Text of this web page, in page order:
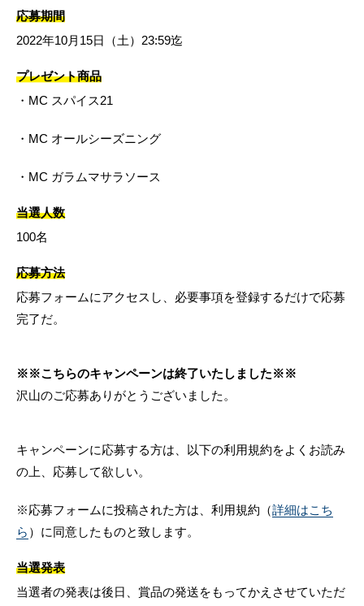
応募期間
2022年10月15日（土）23:59迄
プレゼント商品
・MC スパイス21
・MC オールシーズニング
・MC ガラムマサラソース
当選人数
100名
応募方法
応募フォームにアクセスし、必要事項を登録するだけで応募
完了だ。
※※こちらのキャンペーンは終了いたしました※※
沢山のご応募ありがとうございました。
キャンペーンに応募する方は、以下の利用規約をよくお読み
の上、応募して欲しい。
※応募フォームに投稿された方は、利用規約（詳細はこち
ら ）に同意したものと致します。
当選発表
当選者の発表は後日、賞品の発送をもってかえさせていただ